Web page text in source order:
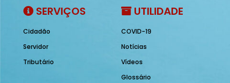
SERVIÇOS
Cidadão
Servidor
Tributário
UTILIDADE
COVID-19
Notícias
Vídeos
Glossário